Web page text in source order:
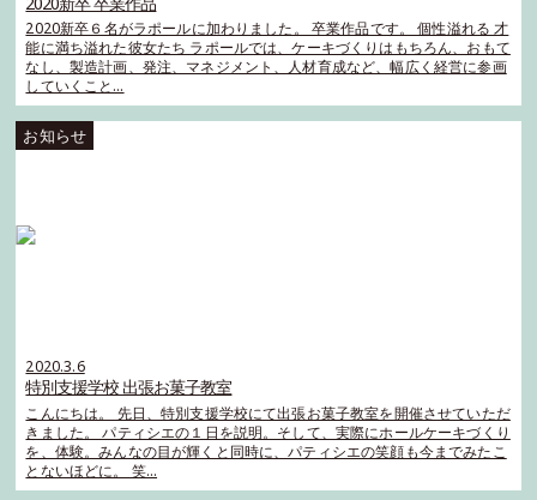
2020新卒６名がラポールに加わりました。 卒業作品です。 個性溢れる 才
能に満ち溢れた彼女たち ラポールでは、ケーキづくりはもちろん、おもて
なし、製造計画、発注、マネジメント、人材育成など、幅広く経営に参画
していくこと…
2020.3.6
特別支援学校 出張お菓子教室
こんにちは。 先日、特別支援学校にて出張お菓子教室を開催させていただ
きました。 パティシエの１日を説明。そして、実際にホールケーキづくり
を、体験。みんなの目が輝くと同時に、パティシエの笑顔も今までみたこ
とないほどに。 笑…